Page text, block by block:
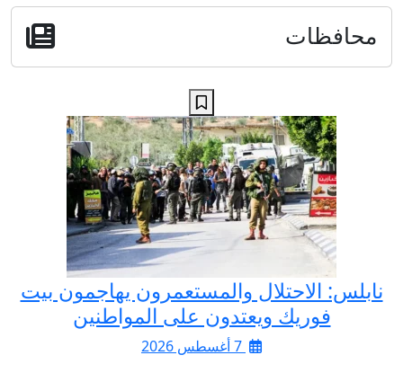
محافظات
نابلس: الاحتلال والمستعمرون يهاجمون بيت
فوريك ويعتدون على المواطنين